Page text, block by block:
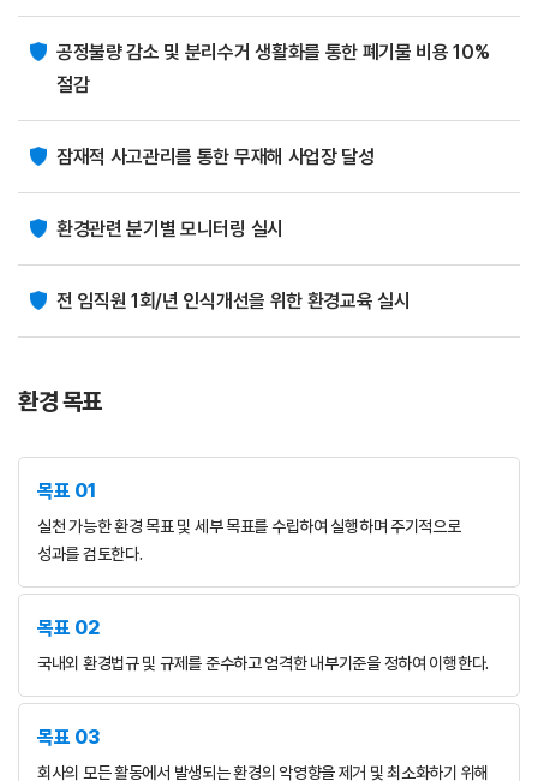
공정불량 감소 및 분리수거 생활화를 통한 폐기물 비용 10%
절감
잠재적 사고관리를 통한 무재해 사업장 달성
환경관련 분기별 모니터링 실시
전 임직원 1회/년 인식개선을 위한 환경교육 실시
환경 목표
목표 01
실천 가능한 환경 목표 및 세부 목표를 수립하여 실행하며 주기적으로
성과를 검토한다.
목표 02
국내외 환경법규 및 규제를 준수하고 엄격한 내부기준을 정하여 이행한다.
목표 03
회사의 모든 활동에서 발생되는 환경의 악영향을 제거 및 최소화하기 위해